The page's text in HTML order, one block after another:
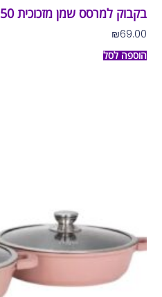
בקבוק למרסס שמן מזכוכית 250 מל’
₪69.00
הוספה לסל